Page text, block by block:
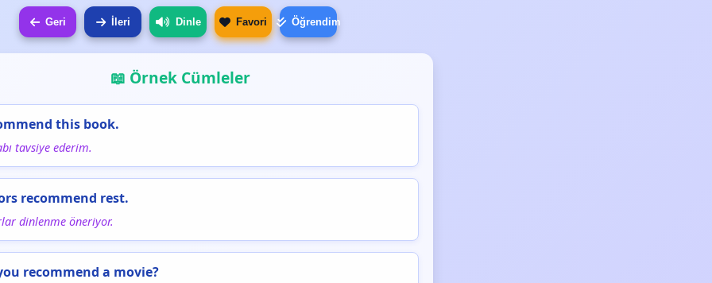
Geri İleri Dinle Favori Öğrendim
📖 Örnek Cümleler
this book.
tavsiye ederim.
recommend rest.
dinlenme öneriyor.
recommend a movie?